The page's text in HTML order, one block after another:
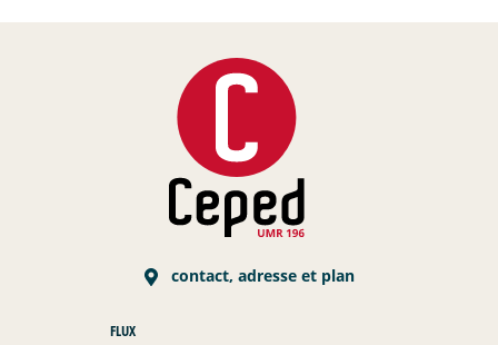
contact, adresse et plan
FLUX